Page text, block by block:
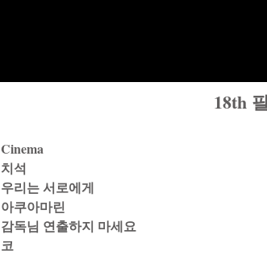
18th
Cinema
치석
우리는 서로에게
아쿠아마린
감독님 연출하지 마세요
​코